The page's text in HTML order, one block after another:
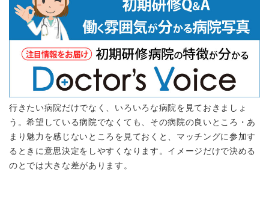
行きたい病院だけでなく、いろいろな病院を見ておきましょ
う。希望している病院でなくても、その病院の良いところ・あ
まり魅力を感じないところを見ておくと、マッチングに参加す
るときに意思決定をしやすくなります。イメージだけで決める
のとでは大きな差があります。